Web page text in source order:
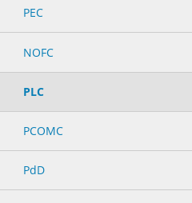
PEC
NOFC
PLC
PCOMC
PdD